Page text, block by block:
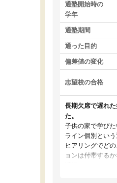
通塾開始時の
学年
通塾期間
通った目的
偏差値の変化
志望校の合格
長期欠席で遅れ
た。
子供の家で学び
ライン個別という
ヒアリングでど
ョンは付帯する
講師とのマッチ
グを行い、その